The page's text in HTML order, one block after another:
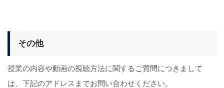
その他
授業の内容や動画の視聴方法に関するご質問につきまして
は、下記のアドレスまでお問い合わせください。